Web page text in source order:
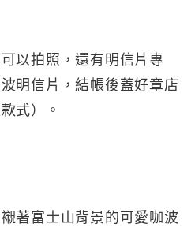
以拍照，還有明信片專
明信片，結帳後蓋好章店
式）。
著富士山背景的可愛咖波